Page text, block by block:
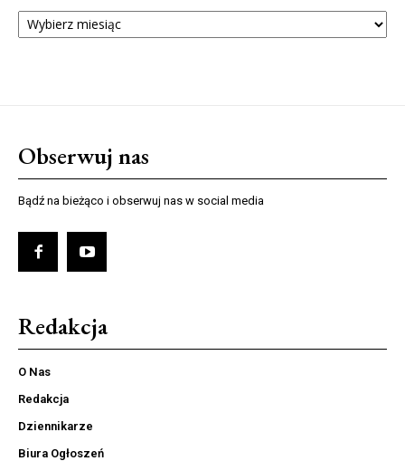
ARCHIWUM
NUMERÓW
Obserwuj nas
Bądź na bieżąco i obserwuj nas w social media
Redakcja
O Nas
Redakcja
Dziennikarze
Biura Ogłoszeń